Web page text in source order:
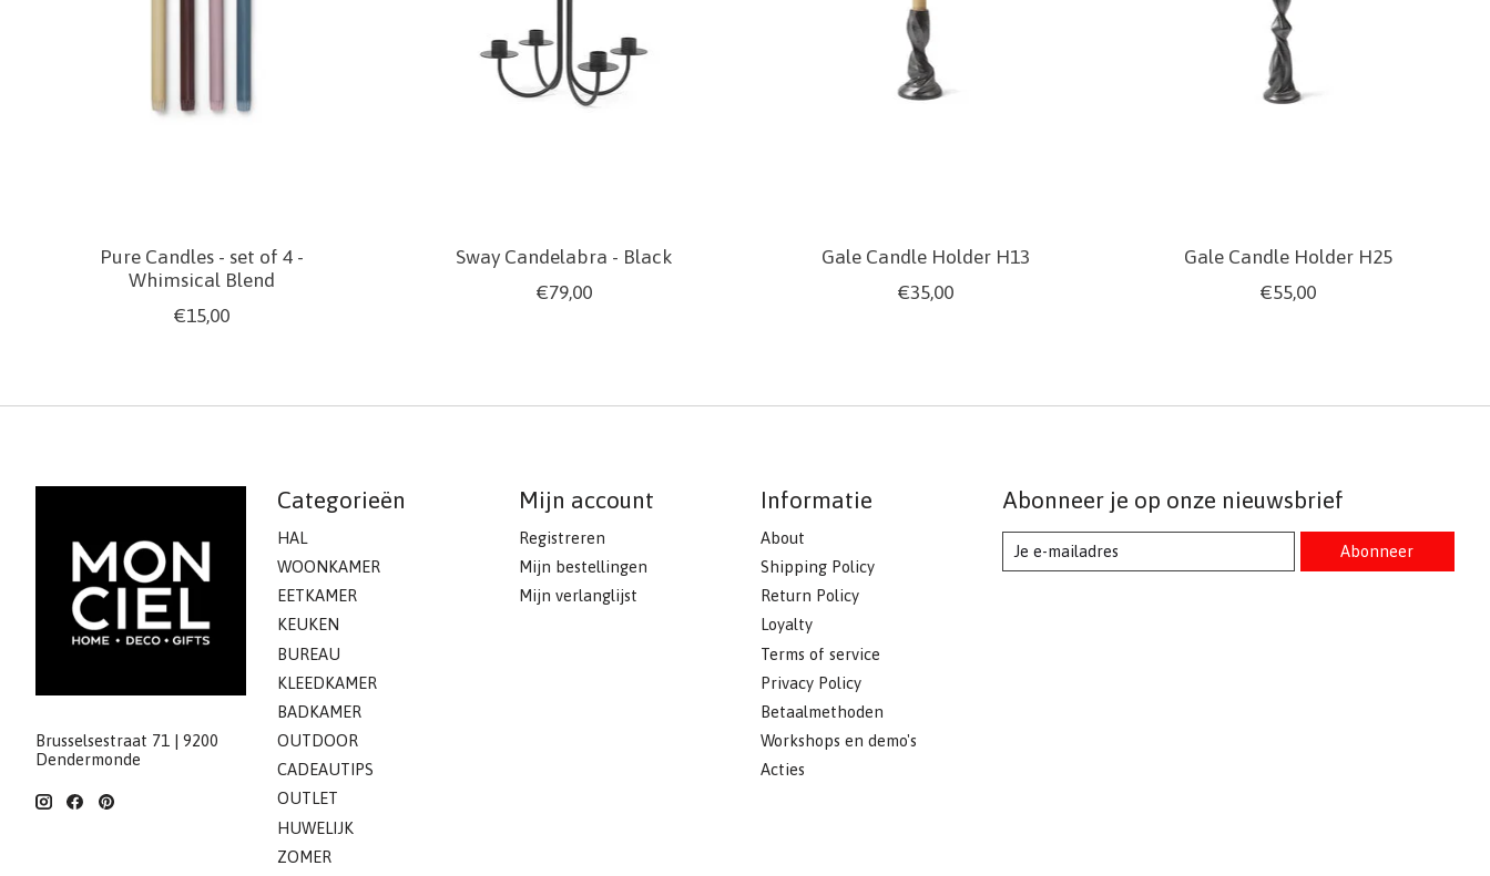
Pure Candles - set of 4 -
Whimsical Blend
€15,00
Sway Candelabra - Black
€79,00
Gale Candle Holder H13
€35,00
Gale Candle Holder H25
€55,00
Brusselsestraat 71 | 9200
Dendermonde
Categorieën
HAL
WOONKAMER
EETKAMER
KEUKEN
BUREAU
KLEEDKAMER
BADKAMER
OUTDOOR
CADEAUTIPS
OUTLET
HUWELIJK
ZOMER
Mijn account
Registreren
Mijn bestellingen
Mijn verlanglijst
Informatie
About
Shipping Policy
Return Policy
Loyalty
Terms of service
Privacy Policy
Betaalmethoden
Workshops en demo's
Acties
Abonneer je op onze nieuwsbrief
Abonneer